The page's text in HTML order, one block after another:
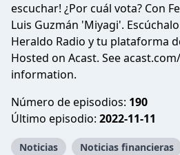
escuchar! ¿Por cuál vota? Con
Luis Guzmán 'Miyagi'.
Heraldo Radio y tu plataforma
Hosted on Acast. See
information.
Número de episodios: 190
Último episodio: 2022-11-11
Noticias Noticias financieras